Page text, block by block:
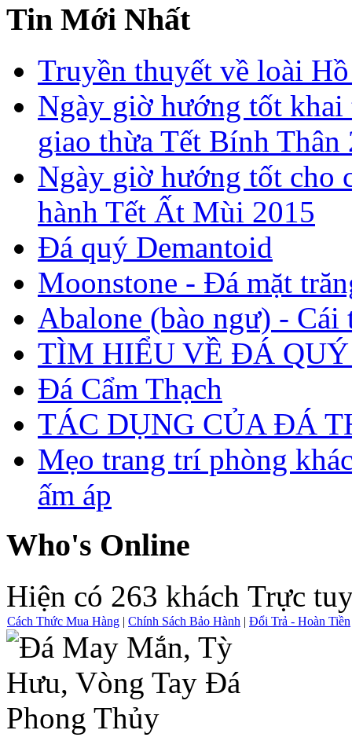
Tin Mới Nhất
Truyền thuyết về loài
Ngày giờ hướng tốt
giao thừa Tết Bính Thân
Ngày giờ hướng tốt cho
hành Tết Ất Mùi 2015
Đá quý Demantoid
Moonstone - Đá mặt
Abalone (bào ngư) - Cái
TÌM HIỂU VỀ ĐÁ QUÝ
Đá Cẩm Thạch
TÁC DỤNG CỦA ĐÁ
Mẹo trang trí phòng
ấm áp
Who's Online
Hiện có 263 khách Trực
Cách Thức Mua Hàng | Chính Sách Bảo Hành | Đổi Trả - Hoàn Tiền